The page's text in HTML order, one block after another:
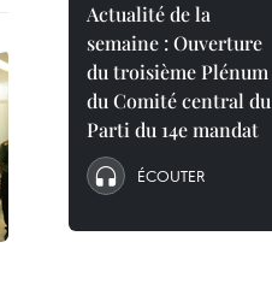
Actualité de la
semaine : Ouverture
du troisième Plénum
du Comité central du
Parti du 14e mandat
ÉCOUTER